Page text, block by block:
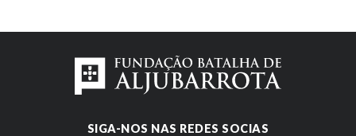
SIGA-NOS NAS REDES SOCIAS